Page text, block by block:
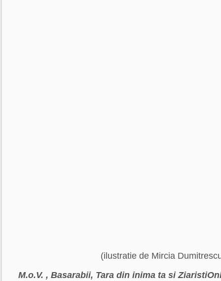
(ilustratie de Mircia
M.o.V. , Basarabii, Tara din inima ta si